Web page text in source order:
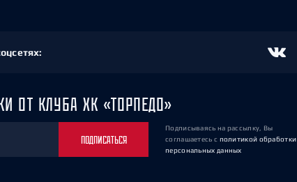
ОТ КЛУБА ХК «ТОРПЕДО»
ПОДПИСАТЬСЯ
Подписываясь на рассылку, Вы
соглашаетесь с политикой обработки
персональных данных